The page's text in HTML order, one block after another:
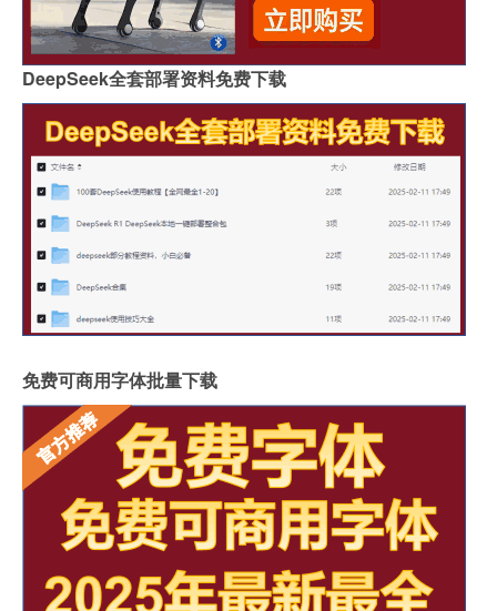
DeepSeek全套部署资料免费下载
免费可商用字体批量下载